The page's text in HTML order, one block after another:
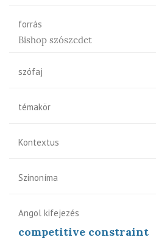
forrás
Bishop szószedet
szófaj
témakör
Kontextus
Szinoníma
Angol kifejezés
competitive constraint